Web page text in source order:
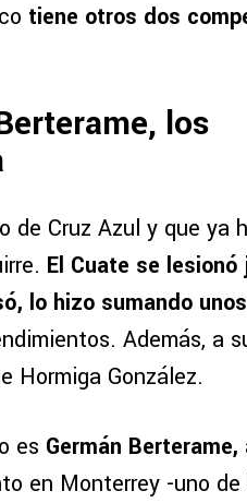
tiene otros dos
los
de Cruz Azul y que ya
El Cuate se
lo hizo sumando
Además, a
Hormiga González.
es Germán Berterame,
en Monterrey -uno